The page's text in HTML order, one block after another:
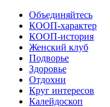
Объединяйтесь
КООП-характер
КООП-история
Женский клуб
Подворье
Здоровье
Отдохни
Круг интересов
Калейдоскоп